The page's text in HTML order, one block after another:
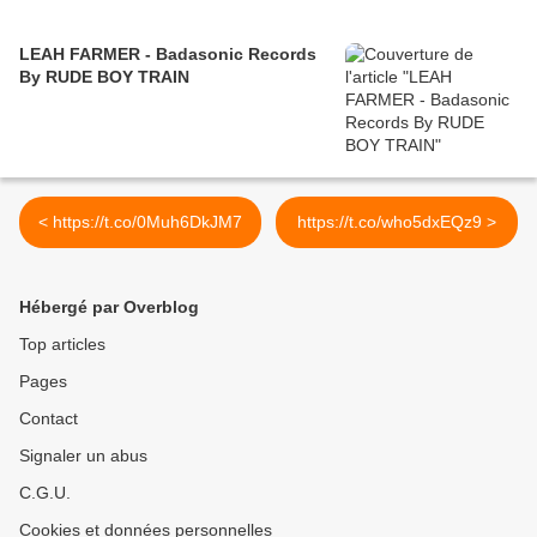
LEAH FARMER - Badasonic Records
By RUDE BOY TRAIN
< https://t.co/0Muh6DkJM7 https://t.co/who5dxEQz9 >
Hébergé par Overblog
Top articles
Pages
Contact
Signaler un abus
C.G.U.
Cookies et données personnelles